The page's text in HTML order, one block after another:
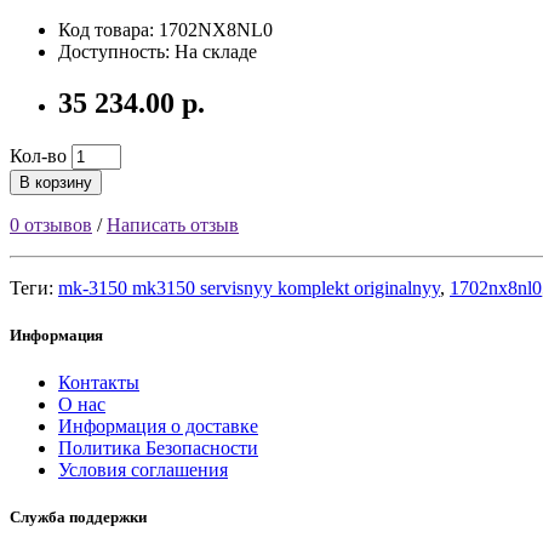
Код товара: 1702NX8NL0
Доступность: На складе
35 234.00 р.
Кол-во
В корзину
0 отзывов /Написать отзыв
Теги: mk-3150 mk3150 servisnyy komplekt originalnyy, 1702nx8nl0
Информация
Контакты
О нас
Информация о доставке
Политика Безопасности
Условия соглашения
Служба поддержки